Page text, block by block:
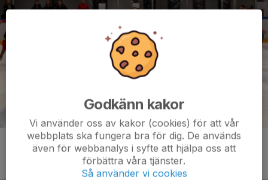
Godkänn kakor
Vi använder oss av kakor (cookies) för att vår
webbplats ska fungera bra för dig. De används
även för webbanalys i syfte att hjälpa oss att
förbättra våra tjänster.
Så använder vi cookies